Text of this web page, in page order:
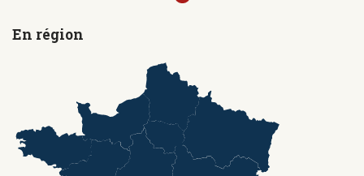
En région